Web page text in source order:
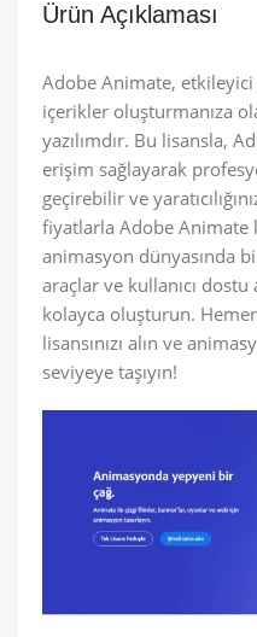
Ürün Açıklaması
Adobe Animate,
içerikler oluşturmanıza
yazılımdır. Bu lisansla,
erişim sağlayarak
geçirebilir ve
fiyatlarla Adobe Animate
animasyon dünyasında
araçlar ve kullanıcı
kolayca oluşturun.
lisansınızı alın ve
seviyeye taşıyın!